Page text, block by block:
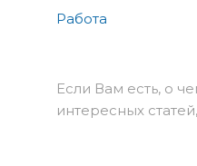
Работа
Если Вам есть, о
интересных